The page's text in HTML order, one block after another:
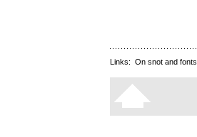
Links: On snot and fonts